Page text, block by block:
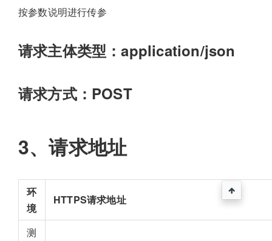
按参数说明进行传参
请求主体类型：application/json
请求方式：POST
3、请求地址
环
境
HTTPS请求地址
测